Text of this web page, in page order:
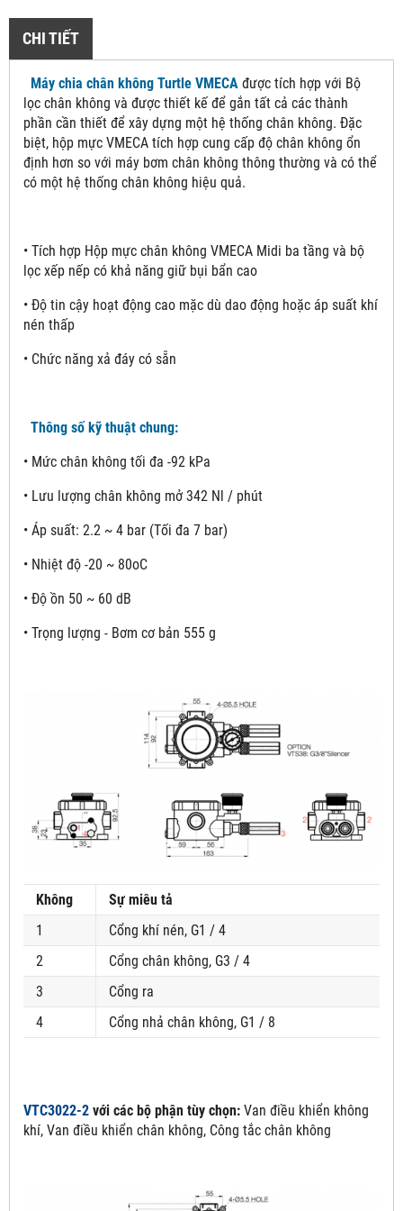
CHI TIẾT
Máy chia chân không Turtle VMECA được tích hợp với Bộ
lọc chân không và được thiết kế để gắn tất cả các thành
phần cần thiết để xây dựng một hệ thống chân không. Đặc
biệt, hộp mực VMECA tích hợp cung cấp độ chân không ổn
định hơn so với máy bơm chân không thông thường và có thể
có một hệ thống chân không hiệu quả.
• Tích hợp Hộp mực chân không VMECA Midi ba tầng và bộ
lọc xếp nếp có khả năng giữ bụi bẩn cao
• Độ tin cậy hoạt động cao mặc dù dao động hoặc áp suất khí
nén thấp
• Chức năng xả đáy có sẵn
Thông số kỹ thuật chung:
• Mức chân không tối đa -92 kPa
• Lưu lượng chân không mở 342 Nl / phút
• Áp suất: 2.2 ~ 4 bar (Tối đa 7 bar)
• Nhiệt độ -20 ~ 80oC
• Độ ồn 50 ~ 60 dB
• Trọng lượng - Bơm cơ bản 555 g
Không
Sự miêu tả
1
Cổng khí nén, G1 / 4
2
Cổng chân không, G3 / 4
3
Cổng ra
4
Cổng nhả chân không, G1 / 8
VTC3022-2 với các bộ phận tùy chọn: Van điều khiển không
khí, Van điều khiển chân không, Công tắc chân không